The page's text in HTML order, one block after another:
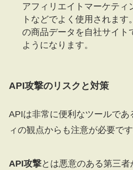
アフィリエイトマーケティ
トなどでよく使用されま
の商品データを自社サイト
ようになります。
API攻撃のリスクと対策
APIは非常に便利なツールであ
ィの観点からも注意が必要です
API攻撃とは悪意のある第三者